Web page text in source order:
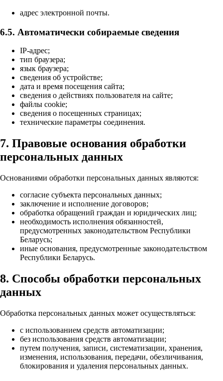
адрес электронной почты.
6.5. Автоматически собираемые сведения
IP-адрес;
тип браузера;
язык браузера;
сведения об устройстве;
дата и время посещения сайта;
сведения о действиях пользователя на сайте;
файлы cookie;
сведения о посещенных страницах;
технические параметры соединения.
7. Правовые основания обработки
персональных данных
Основаниями обработки персональных данных являются:
согласие субъекта персональных данных;
заключение и исполнение договоров;
обработка обращений граждан и юридических лиц;
необходимость исполнения обязанностей,
предусмотренных законодательством Республики
Беларусь;
иные основания, предусмотренные законодательством
Республики Беларусь.
8. Способы обработки персональных
данных
Обработка персональных данных может осуществляться:
с использованием средств автоматизации;
без использования средств автоматизации;
путем получения, записи, систематизации, хранения,
изменения, использования, передачи, обезличивания,
блокирования и удаления персональных данных.